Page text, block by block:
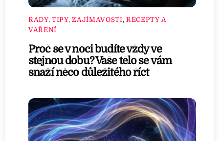
RADY, TIPY, ZAJÍMAVOSTI, RECEPTY A
VAŘENÍ
Proč se v noci budíte vždy ve
stejnou dobu? Vaše tělo se vám
snaží něco důležitého říct